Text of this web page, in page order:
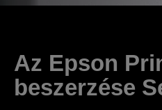
Az Epson
beszerzése